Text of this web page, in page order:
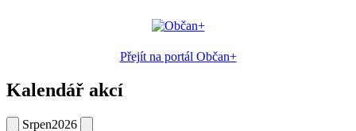
Přejít na portál Občan+
Kalendář akcí
Srpen2026